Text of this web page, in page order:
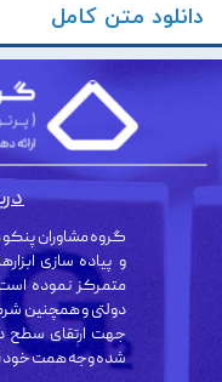
دانلود متن کامل
گروه مشاوران پنکو
و پیاده سازی
متمرکز نموده
دولتی و همچنین
جهت ارتقای سطح
شده وجه همت خود